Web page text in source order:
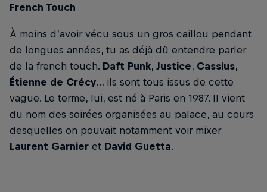
French Touch
À moins d’avoir vécu sous un gros caillou pendant
de longues années, tu as déjà dû entendre parler
de la french touch. Daft Punk, Justice, Cassius,
Étienne de Crécy… ils sont tous issus de cette
vague. Le terme, lui, est né à Paris en 1987. Il vient
du nom des soirées organisées au palace, au cours
desquelles on pouvait notamment voir mixer
Laurent Garnier et David Guetta.